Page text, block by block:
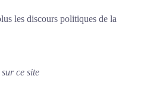
les discours politiques de la
ce site